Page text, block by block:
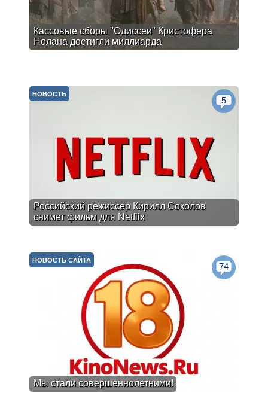
Кассовые сборы "Одиссеи" Кристофера
Нолана достигли миллиарда
Российский режиссер Кирилл Соколов
снимет фильм для Netflix
НОВОСТЬ
5
Мы стали совершеннолетними!
НОВОСТЬ САЙТА
74